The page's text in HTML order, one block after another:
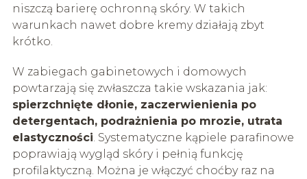
niszczą barierę ochronną skóry. W takich
warunkach nawet dobre kremy działają zbyt
krótko.
W zabiegach gabinetowych i domowych
powtarzają się zwłaszcza takie wskazania jak:
spierzchnięte dłonie, zaczerwienienia po
detergentach, podrażnienia po mrozie, utrata
elastyczności. Systematyczne kąpiele parafinowe
poprawiają wygląd skóry i pełnią funkcję
profilaktyczną. Można je włączyć choćby raz na